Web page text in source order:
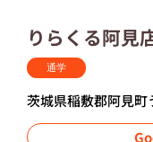
りらくる阿見
通学
茨城県稲敷郡阿見